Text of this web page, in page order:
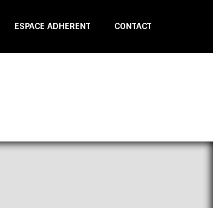
ESPACE ADHERENT CONTACT